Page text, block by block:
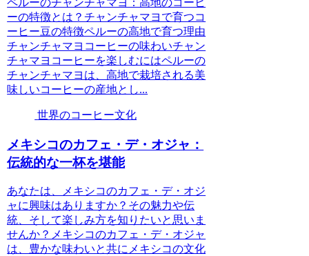
ペルーのチャンチャマヨ：高地のコーヒ
ーの特徴とは？チャンチャマヨで育つコ
ーヒー豆の特徴ペルーの高地で育つ理由
チャンチャマヨコーヒーの味わいチャン
チャマヨコーヒーを楽しむにはペルーの
チャンチャマヨは、高地で栽培される美
味しいコーヒーの産地とし...
世界のコーヒー文化
メキシコのカフェ・デ・オジャ：
伝統的な一杯を堪能
あなたは、メキシコのカフェ・デ・オジ
ャに興味はありますか？その魅力や伝
統、そして楽しみ方を知りたいと思いま
せんか？メキシコのカフェ・デ・オジャ
は、豊かな味わいと共にメキシコの文化